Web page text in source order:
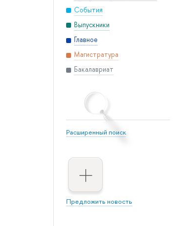
События
Выпускники
Главное
Магистратура
Бакалавриат
Расширенный поиск
Предложить новость